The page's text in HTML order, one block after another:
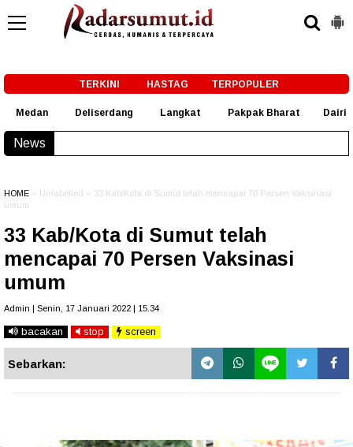
TERKINI HASTAG TERPOPULER
Medan Deliserdang Langkat Pakpak Bharat Dairi
NewsBobby Nasution Siapkan Beasiswa Perkuat SDM
HOME » Unlabelled » 33 Kab/Kota di Sumut telah mencapai 70 Persen Vaksinasi
umum
33 Kab/Kota di Sumut telah
mencapai 70 Persen Vaksinasi
umum
Admin | Senin, 17 Januari 2022 | 15.34
bacakan stop screen
Sebarkan: